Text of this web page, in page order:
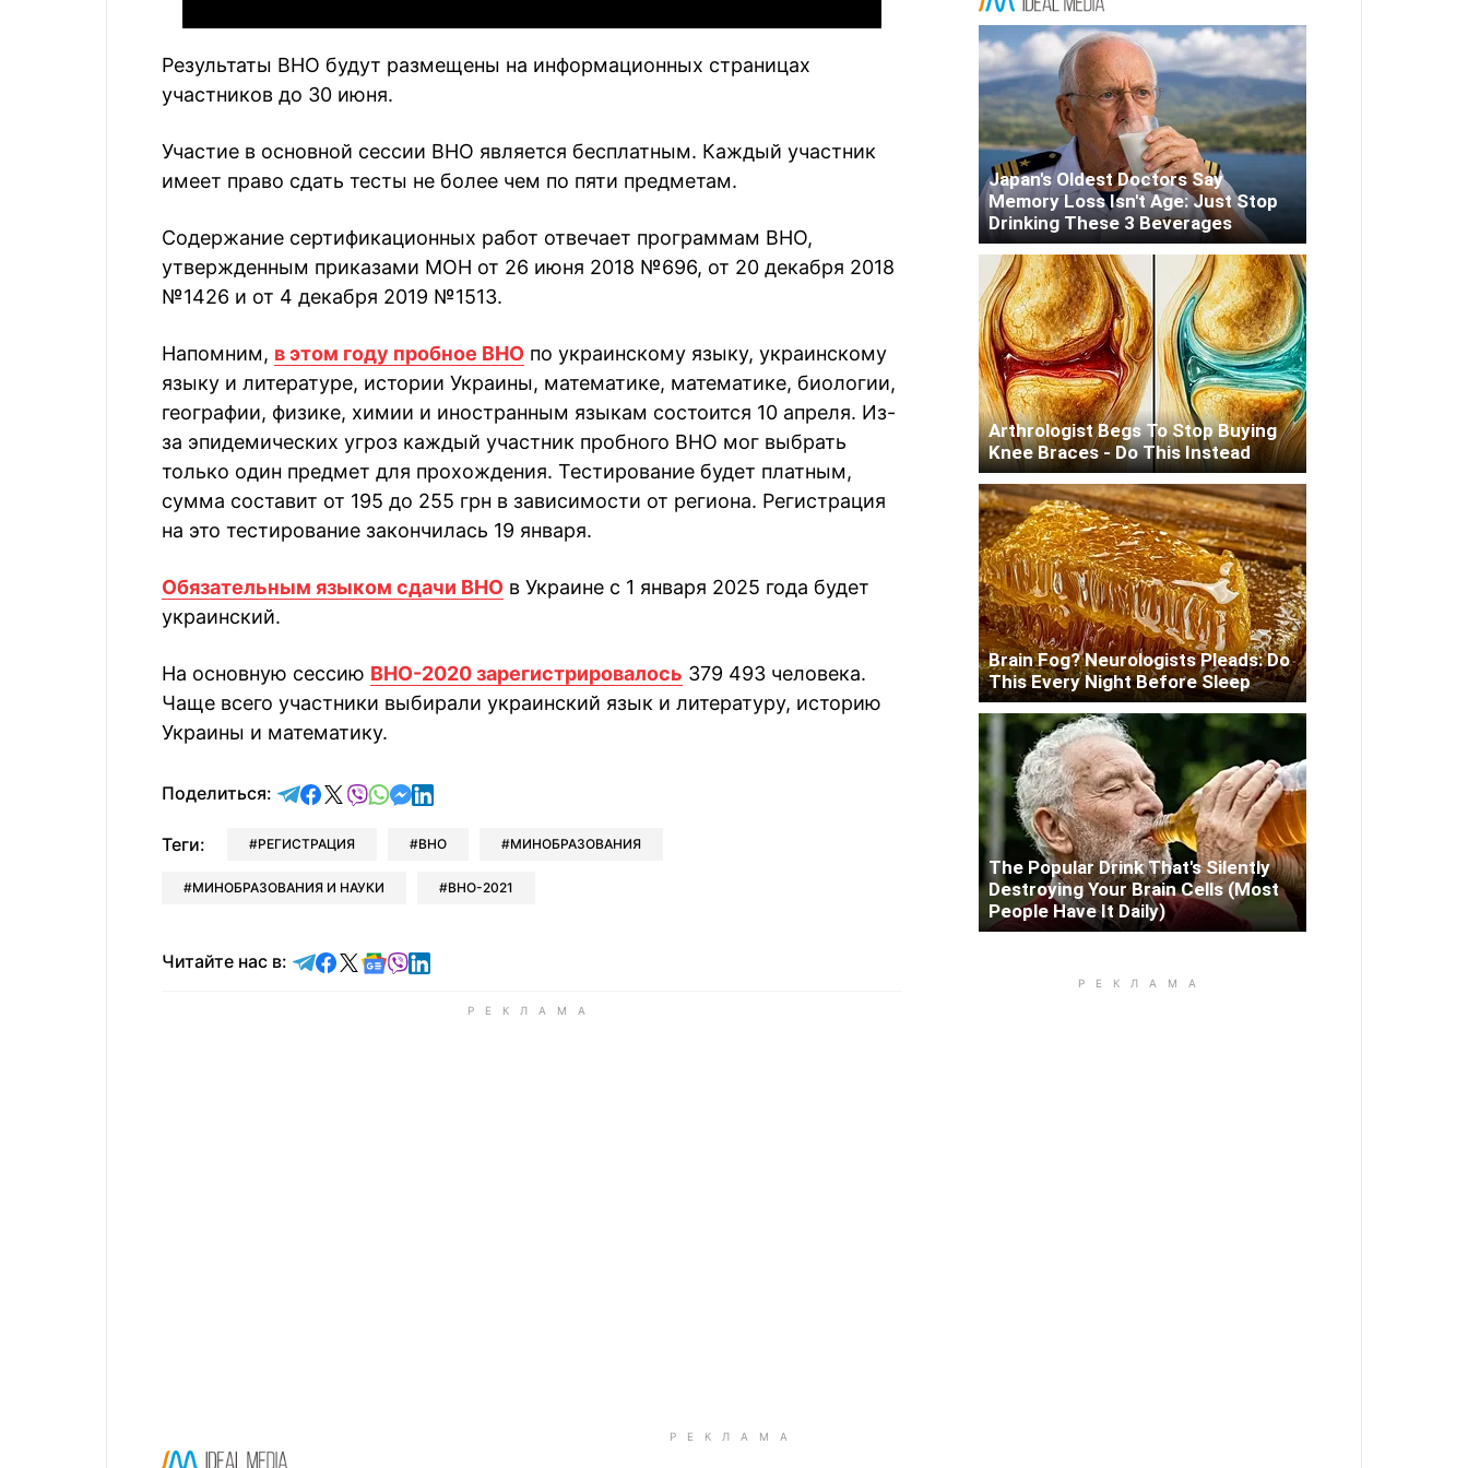
Результаты ВНО будут размещены на информационных страницах
участников до 30 июня.
Участие в основной сессии ВНО является бесплатным. Каждый участник
имеет право сдать тесты не более чем по пяти предметам.
Содержание сертификационных работ отвечает программам ВНО,
утвержденным приказами МОН от 26 июня 2018 №696, от 20 декабря 2018
№1426 и от 4 декабря 2019 №1513.
Напомним, в этом году пробное ВНО по украинскому языку, украинскому
языку и литературе, истории Украины, математике, математике, биологии,
географии, физике, химии и иностранным языкам состоится 10 апреля. Из-
за эпидемических угроз каждый участник пробного ВНО мог выбрать
только один предмет для прохождения. Тестирование будет платным,
сумма составит от 195 до 255 грн в зависимости от региона. Регистрация
на это тестирование закончилась 19 января.
Обязательным языком сдачи ВНО в Украине с 1 января 2025 года будет
украинский.
На основную сессию ВНО-2020 зарегистрировалось 379 493 человека.
Чаще всего участники выбирали украинский язык и литературу, историю
Украины и математику.
Поделиться: отправить в Telegram
поделиться в Facebook
поделиться в X
отправить в Viber
отправить в Whatsapp
отправить в Messenger
отправить в LinkedIn
Теги: РЕГИСТРАЦИЯ ВНО МИНОБРАЗОВАНИЯ
МИНОБРАЗОВАНИЯ И НАУКИ ВНО-2021
Читайте нас в: Читайте в Telegram
Читайте в Facebook
Читайте в X
Читайте в Google news
Читайте в Viber
Читайте в LinkedIn